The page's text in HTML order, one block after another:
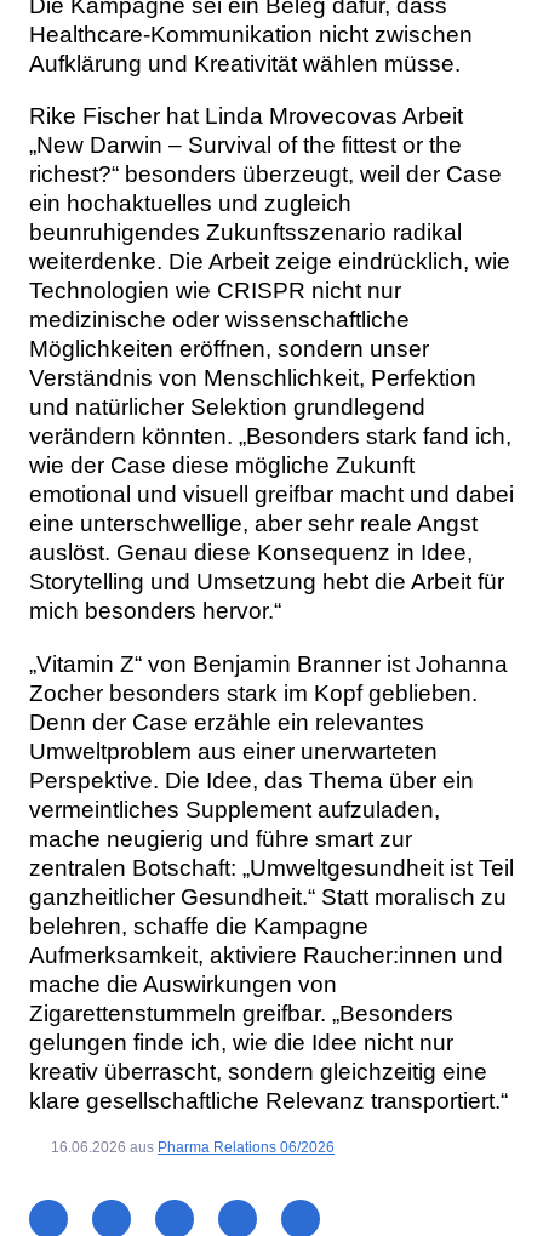
Die Kampagne sei ein Beleg dafür, dass
Healthcare-Kommunikation nicht zwischen
Aufklärung und Kreativität wählen müsse.
Rike Fischer hat Linda Mrovecovas Arbeit
„New Darwin – Survival of the fittest or the
richest?“ besonders überzeugt, weil der Case
ein hochaktuelles und zugleich
beunruhigendes Zukunftsszenario radikal
weiterdenke. Die Arbeit zeige eindrücklich, wie
Technologien wie CRISPR nicht nur
medizinische oder wissenschaftliche
Möglichkeiten eröffnen, sondern unser
Verständnis von Menschlichkeit, Perfektion
und natürlicher Selektion grundlegend
verändern könnten. „Besonders stark fand ich,
wie der Case diese mögliche Zukunft
emotional und visuell greifbar macht und dabei
eine unterschwellige, aber sehr reale Angst
auslöst. Genau diese Konsequenz in Idee,
Storytelling und Umsetzung hebt die Arbeit für
mich besonders hervor.“
„Vitamin Z“ von Benjamin Branner ist Johanna
Zocher besonders stark im Kopf geblieben.
Denn der Case erzähle ein relevantes
Umweltproblem aus einer unerwarteten
Perspektive. Die Idee, das Thema über ein
vermeintliches Supplement aufzuladen,
mache neugierig und führe smart zur
zentralen Botschaft: „Umweltgesundheit ist Teil
ganzheitlicher Gesundheit.“ Statt moralisch zu
belehren, schaffe die Kampagne
Aufmerksamkeit, aktiviere Raucher:innen und
mache die Auswirkungen von
Zigarettenstummeln greifbar. „Besonders
gelungen finde ich, wie die Idee nicht nur
kreativ überrascht, sondern gleichzeitig eine
klare gesellschaftliche Relevanz transportiert.“
16.06.2026 aus Pharma Relations 06/2026